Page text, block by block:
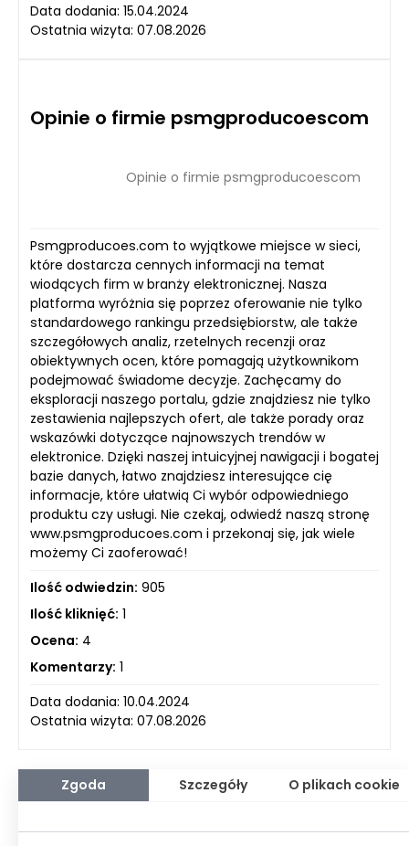
Data dodania: 15.04.2024
Ostatnia wizyta: 07.08.2026
Opinie o firmie psmgproducoescom
Opinie o firmie psmgproducoescom
Psmgproducoes.com to wyjątkowe miejsce w sieci,
które dostarcza cennych informacji na temat
wiodących firm w branży elektronicznej. Nasza
platforma wyróżnia się poprzez oferowanie nie tylko
standardowego rankingu przedsiębiorstw, ale także
szczegółowych analiz, rzetelnych recenzji oraz
obiektywnych ocen, które pomagają użytkownikom
podejmować świadome decyzje. Zachęcamy do
eksploracji naszego portalu, gdzie znajdziesz nie tylko
zestawienia najlepszych ofert, ale także porady oraz
wskazówki dotyczące najnowszych trendów w
elektronice. Dzięki naszej intuicyjnej nawigacji i bogatej
bazie danych, łatwo znajdziesz interesujące cię
informacje, które ułatwią Ci wybór odpowiedniego
produktu czy usługi. Nie czekaj, odwiedź naszą stronę
www.psmgproducoes.com i przekonaj się, jak wiele
możemy Ci zaoferować!
Ilość odwiedzin: 905
Ilość kliknięć: 1
Ocena: 4
Komentarzy: 1
Data dodania: 10.04.2024
Ostatnia wizyta: 07.08.2026
Zgoda Szczegóły O plikach cookie